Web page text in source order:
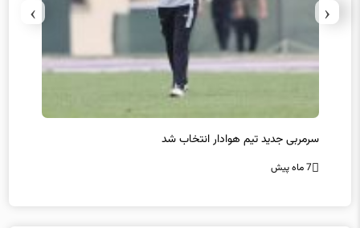
سرمربی جدید تیم هوادار انتخاب شد
7 ماه پیش
‹
›